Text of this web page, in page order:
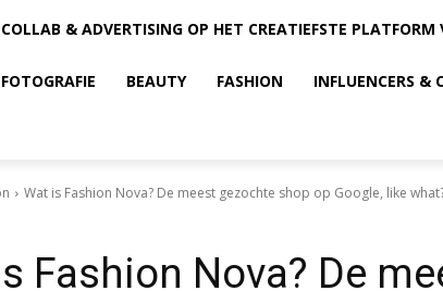
COLLAB & ADVERTISING OP HET CREATIEFSTE PLATFORM
BEAUTY FASHION INFLUENCERS &
Wat is Fashion Nova? De meest gezochte shop op Google, like
Fashion Nova? De